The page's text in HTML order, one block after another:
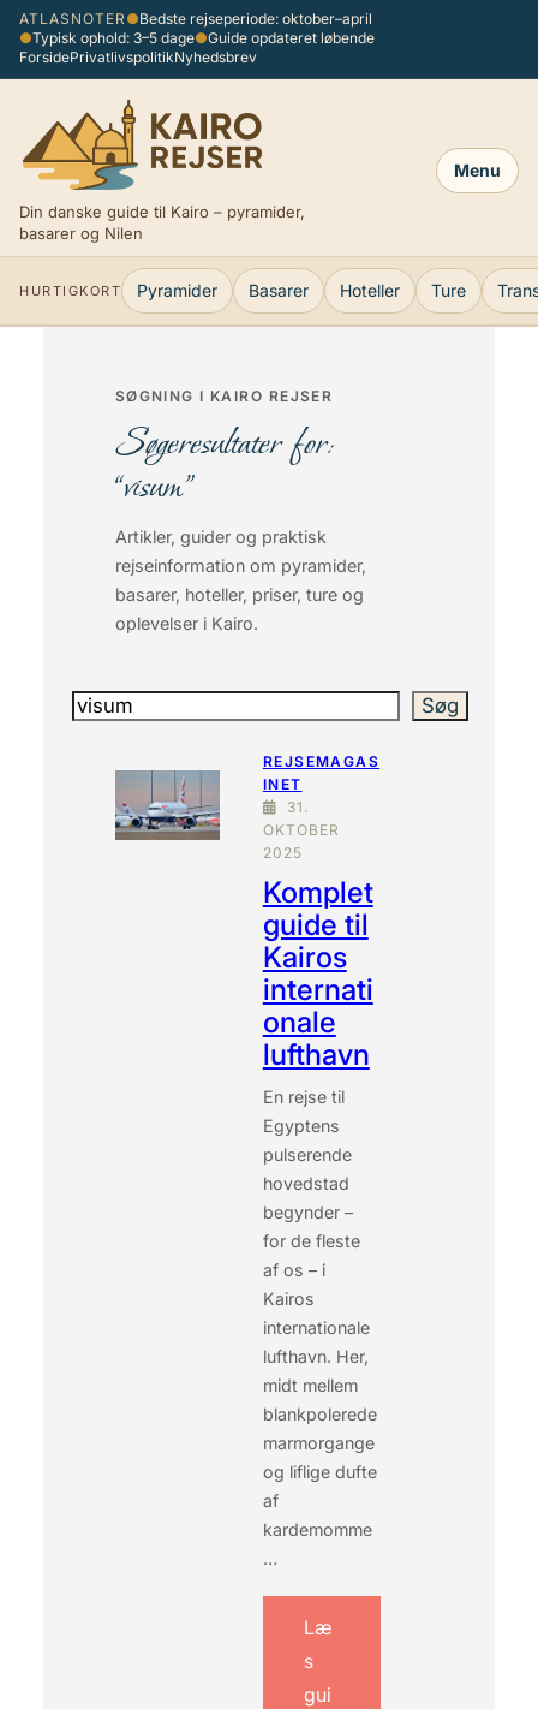
Spring
indhold
ATLASNOTER ●Bedste rejseperiode: oktober–april
●Typisk ophold: 3–5 dage●Guide opdateret løbende
ForsidePrivatlivspolitikNyhedsbrev
Din danske guide til Kairo – pyramider,
basarer og Nilen
Menu
HURTIGKORT Pyramider Basarer Hoteller Ture
SØGNING I KAIRO REJSER
Søgeresultater for:
“visum”
Artikler, guider og praktisk
rejseinformation om pyramider,
basarer, hoteller, priser, ture og
oplevelser i Kairo.
Søg Søg
REJSEMAGAS
INET
31.
OKTOBER
2025
Komplet
guide til
Kairos
internati
onale
lufthavn
En rejse til
Egyptens
pulserende
hovedstad
begynder –
for de fleste
af os – i
Kairos
internationale
lufthavn. Her,
midt mellem
blankpolerede
marmorgange
og liflige dufte
af
kardemomme
…
Læ
s
gui